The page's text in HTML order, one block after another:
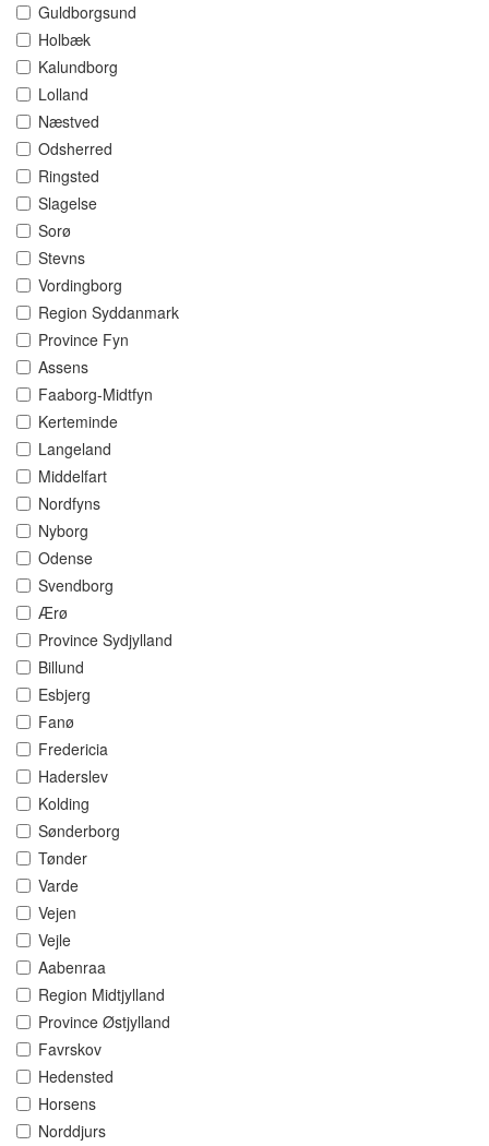
Guldborgsund
Holbæk
Kalundborg
Lolland
Næstved
Odsherred
Ringsted
Slagelse
Sorø
Stevns
Vordingborg
Region Syddanmark
Province Fyn
Assens
Faaborg-Midtfyn
Kerteminde
Langeland
Middelfart
Nordfyns
Nyborg
Odense
Svendborg
Ærø
Province Sydjylland
Billund
Esbjerg
Fanø
Fredericia
Haderslev
Kolding
Sønderborg
Tønder
Varde
Vejen
Vejle
Aabenraa
Region Midtjylland
Province Østjylland
Favrskov
Hedensted
Horsens
Norddjurs